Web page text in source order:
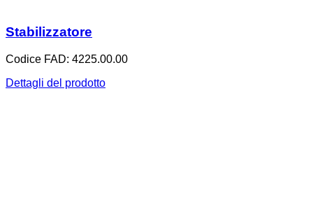
Stabilizzatore
Codice FAD: 4225.00.00
Dettagli del prodotto